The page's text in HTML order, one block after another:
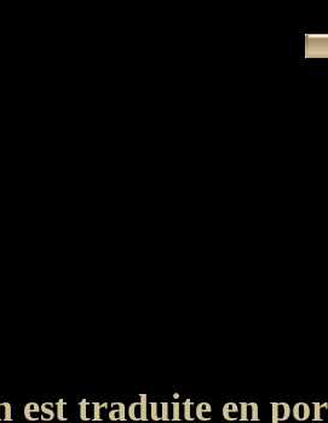
est traduite en